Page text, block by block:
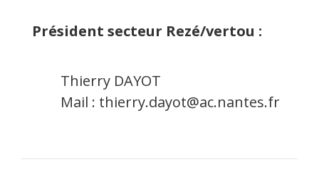
Président secteur Rezé/vertou :
Thierry DAYOT
Mail : thierry.dayot@ac.nantes.fr